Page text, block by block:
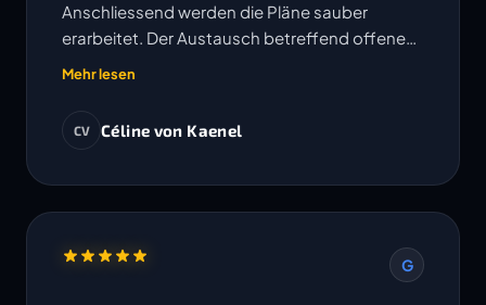
Anschliessend werden die Pläne sauber
erarbeitet. Der Austausch betreffend offenen
Fragen erfolgt sehr unkompliziert und
Termine werden eingehalten. Ich freue mich
Mehr lesen
CV Céline von Kaenel
G